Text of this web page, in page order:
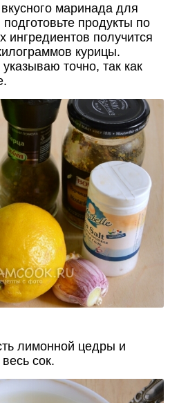
маринада для
продукты по
ингредиентов получится
курицы.
точно, так как
лимонной цедры и
сок.